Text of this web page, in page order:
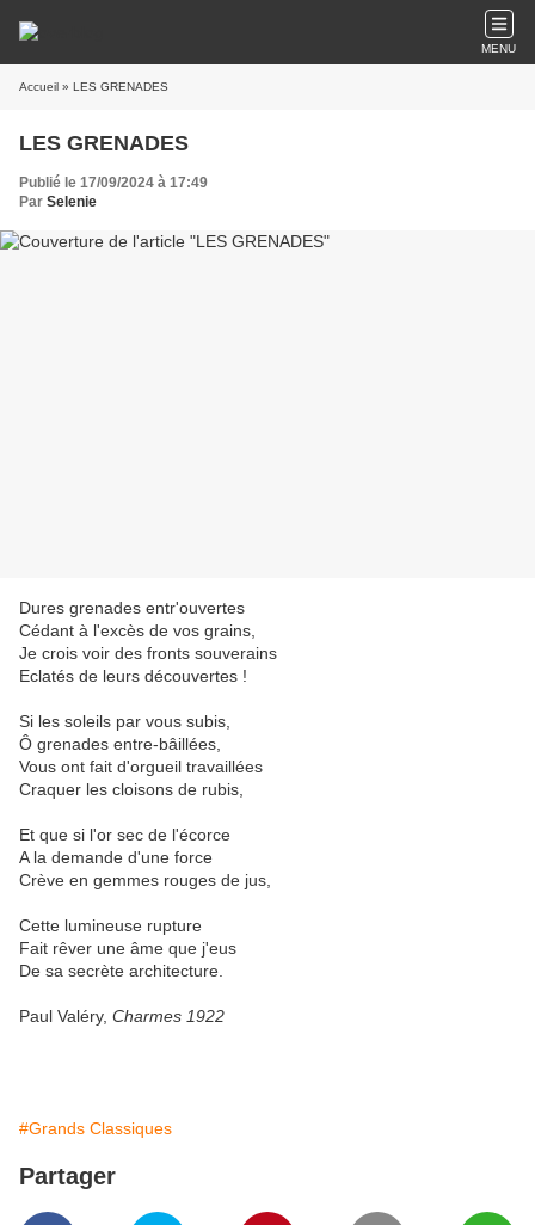
MENU
Accueil » LES GRENADES
LES GRENADES
Publié le 17/09/2024 à 17:49
Par Selenie
Dures grenades entr'ouvertes
Cédant à l'excès de vos grains,
Je crois voir des fronts souverains
Eclatés de leurs découvertes !
Si les soleils par vous subis,
Ô grenades entre-bâillées,
Vous ont fait d'orgueil travaillées
Craquer les cloisons de rubis,
Et que si l'or sec de l'écorce
A la demande d'une force
Crève en gemmes rouges de jus,
Cette lumineuse rupture
Fait rêver une âme que j'eus
De sa secrète architecture.
Paul Valéry, Charmes 1922
#Grands Classiques
Partager